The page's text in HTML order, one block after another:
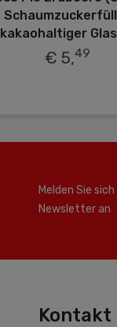
kakaohaltiger
€ 5,49
Melden Sie
Newsletter an
Kontakt